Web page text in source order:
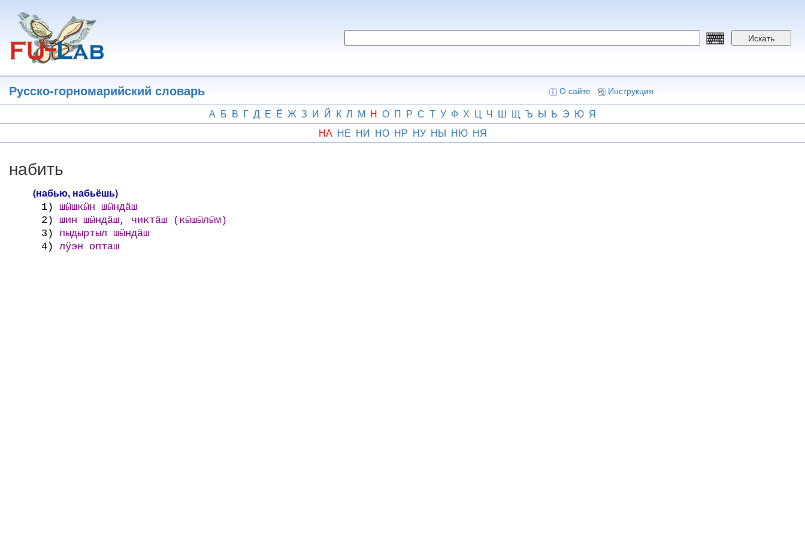
основному
содержанию
Искать
Русско-горномарийский словарь О сайте Инструкция
А Б В Г Д Е Ё Ж З И Й К Л М Н О П Р С Т У Ф Х Ц Ч Ш Щ Ъ Ы Ь Э Ю Я
НА НЕ НИ НО НР НУ НЫ НЮ НЯ
набить
(набью, набьёшь)
1)
шӹшкӹн шӹндӓш
2)
шин шӹндӓш, чиктӓш (кӹшӹлӹм)
3)
пыдыртыл шӹндӓш
4)
лӱэн опташ